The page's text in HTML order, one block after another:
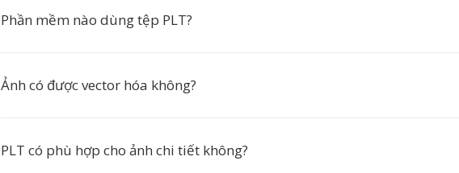
Phần mềm nào dùng tệp PLT?
Ảnh có được vector hóa không?
PLT có phù hợp cho ảnh chi tiết không?